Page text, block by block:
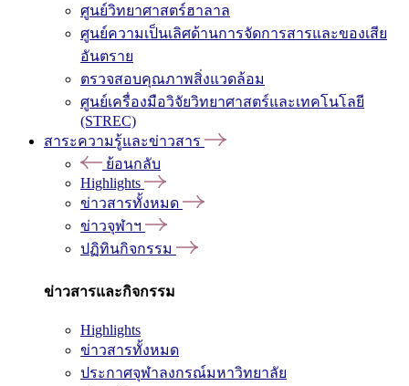
ศูนย์วิทยาศาสตร์ฮาลาล
ศูนย์ความเป็นเลิศด้านการจัดการสารและของเสีย
อันตราย
ตรวจสอบคุณภาพสิ่งแวดล้อม
ศูนย์เครื่องมือวิจัยวิทยาศาสตร์และเทคโนโลยี
(STREC)
สาระความรู้และข่าวสาร
ย้อนกลับ
Highlights
ข่าวสารทั้งหมด
ข่าวจุฬาฯ
ปฏิทินกิจกรรม
ข่าวสารและกิจกรรม
Highlights
ข่าวสารทั้งหมด
ประกาศจุฬาลงกรณ์มหาวิทยาลัย